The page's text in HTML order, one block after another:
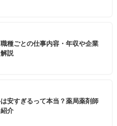
種ごとの仕事内容・年収や企業
説
安すぎるって本当？薬局薬剤師
介